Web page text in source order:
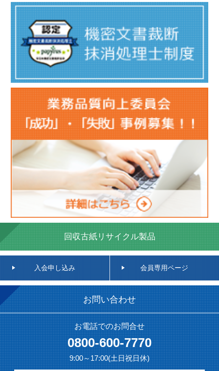
回収古紙リサイクル製品
入会申し込み 会員専用ページ
お問い合わせ
お電話でのお問合せ
0800-600-7770
9:00～17:00(土日祝日休)